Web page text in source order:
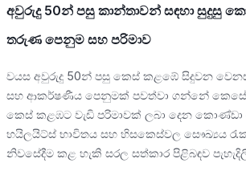
අවුරුදු 50න් පසු කාන්තාවන් සඳහා සුදුසු
තරුණ පෙනුම සහ පරිමාව
වයස අවුරුදු 50න් පසු කෙස් කළඹේ සිදුවන
සහ ආකර්ෂණීය පෙනුමක් පවත්වා ගන්නේ
කෙස් කළඹට වැඩි පරිමාවක් ලබා දෙන කොණ්ඩා
හයිලයිට්ස් භාවිතය සහ හිසකෙස්වල සෞඛ්‍යය
නිවසේදීම කළ හැකි සරල සත්කාර පිළිබඳව